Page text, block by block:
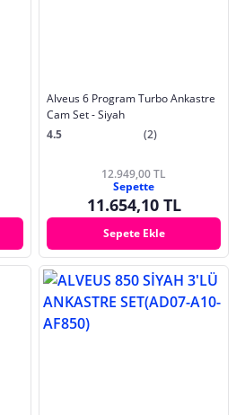
Alveus 6 Program Turbo Ankastre
Cam Set - Siyah
4.5
(2)
12.949,00 TL
Sepette
11.654,10 TL
Sepete Ekle